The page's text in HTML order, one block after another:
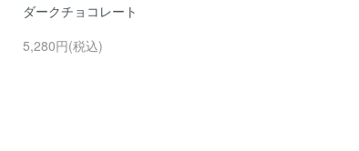
ダークチョコレート
5,280円(税込)